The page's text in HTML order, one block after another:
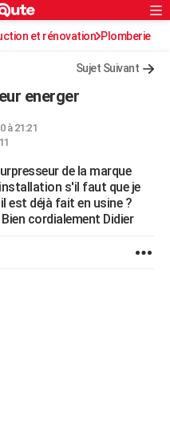
Rechercher
et rénovation Plomberie
Sujet Suivant
energer
à 21:21
de la marque
s'il faut que je
est déjà fait en usine ?
cordialement Didier